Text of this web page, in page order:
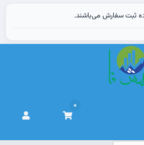
ثبت سفارش می‌باشند.
0